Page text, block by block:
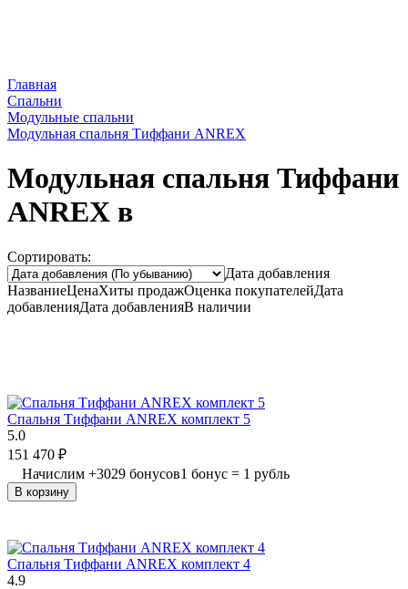
Главная
Cпальни
Модульные спальни
Модульная спальня Тиффани ANREX
Модульная спальня Тиффани
ANREX в
Сортировать:
Дата добавления
НазваниеЦенаХиты продажОценка покупателейДата
добавленияДата добавленияВ наличии
Спальня Тиффани ANREX комплект 5
5.0
151 470 ₽
Начислим +3029 бонусов1 бонус = 1 рубль
В корзину
Спальня Тиффани ANREX комплект 4
4.9